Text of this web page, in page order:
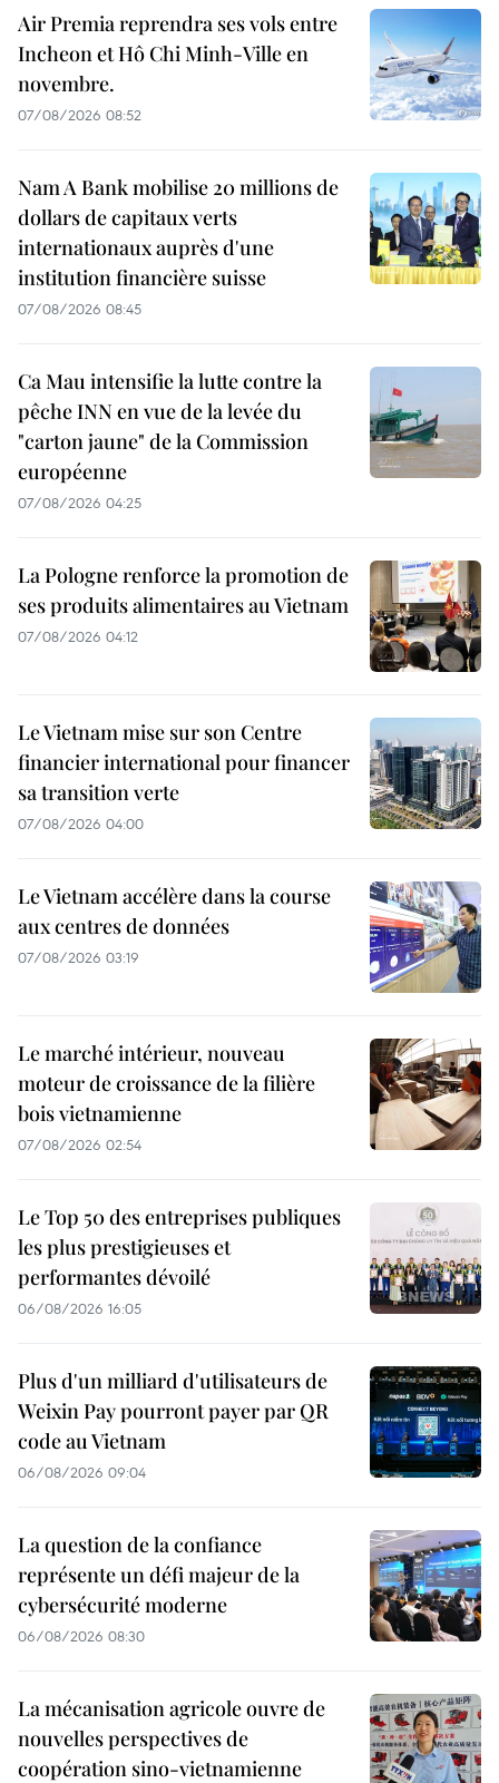
Air Premia reprendra ses vols entre
Incheon et Hô Chi Minh-Ville en
novembre.
07/08/2026 08:52
Nam A Bank mobilise 20 millions de
dollars de capitaux verts
internationaux auprès d'une
institution financière suisse
07/08/2026 08:45
Ca Mau intensifie la lutte contre la
pêche INN en vue de la levée du
"carton jaune" de la Commission
européenne
07/08/2026 04:25
La Pologne renforce la promotion de
ses produits alimentaires au Vietnam
07/08/2026 04:12
Le Vietnam mise sur son Centre
financier international pour financer
sa transition verte
07/08/2026 04:00
Le Vietnam accélère dans la course
aux centres de données
07/08/2026 03:19
Le marché intérieur, nouveau
moteur de croissance de la filière
bois vietnamienne
07/08/2026 02:54
Le Top 50 des entreprises publiques
les plus prestigieuses et
performantes dévoilé
06/08/2026 16:05
Plus d'un milliard d'utilisateurs de
Weixin Pay pourront payer par QR
code au Vietnam
06/08/2026 09:04
La question de la confiance
représente un défi majeur de la
cybersécurité moderne
06/08/2026 08:30
La mécanisation agricole ouvre de
nouvelles perspectives de
coopération sino-vietnamienne